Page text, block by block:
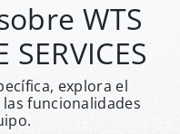
WTS
SERVICES
explora el
funcionalidades